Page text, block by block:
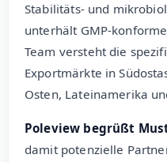
Stabilitäts- und
unterhält GMP-
Team versteht die
Exportmärkte in
Osten, Lateinamerika
Poleview begrüßt
damit potenzielle